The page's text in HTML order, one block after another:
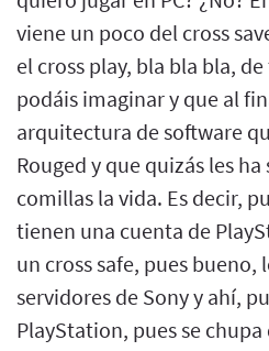
viene un poco del cross
el cross play, bla bla bla,
podáis imaginar y que al
arquitectura de software
Rouged y que quizás les
comillas la vida. Es decir,
tienen una cuenta de
un cross safe, pues
servidores de Sony y ahí,
PlayStation, pues se